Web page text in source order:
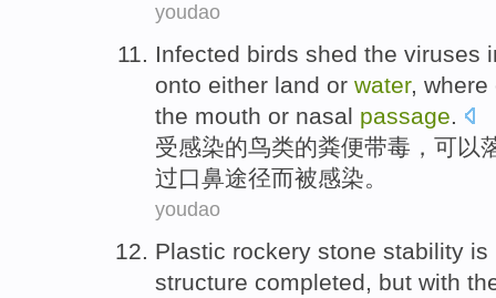
youdao
Infected birds shed the viruses
onto either land or water, where
the mouth or nasal passage.
受感染的鸟类的粪便带毒 ， 可以
过口鼻途径而被感染。
youdao
Plastic rockery stone stability is
structure completed, but with